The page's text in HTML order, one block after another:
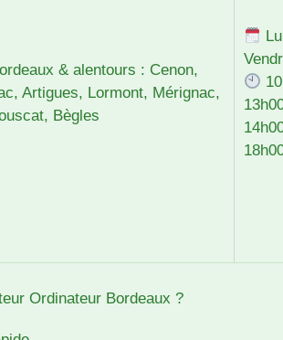
& alentours : Cenon,
Artigues, Lormont, Mérignac,
Bègles
Ordinateur Bordeaux ?